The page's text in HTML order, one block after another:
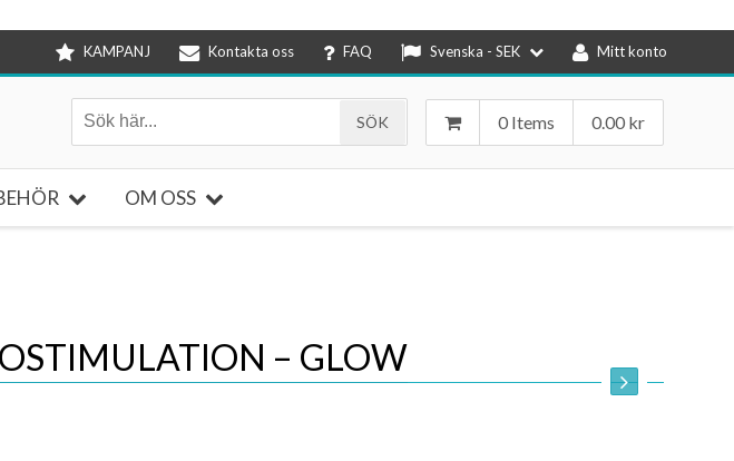
KAMPANJ Kontakta oss FAQ Svenska - SEK Mitt konto
0 Items 0.00 kr
OM OSS
– GLOW